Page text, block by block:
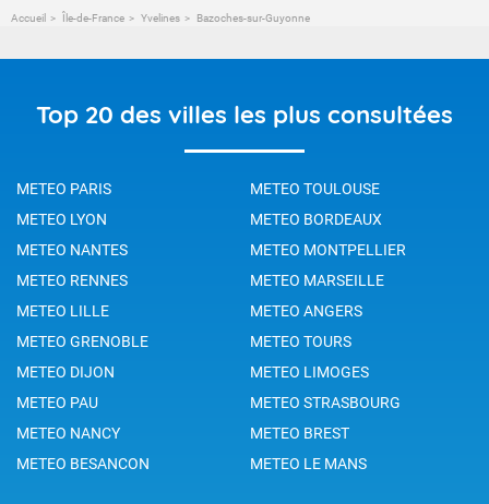
Accueil Île-de-France Yvelines Bazoches-sur-Guyonne
Top 20 des villes les plus consultées
METEO PARIS
METEO TOULOUSE
METEO LYON
METEO BORDEAUX
METEO NANTES
METEO MONTPELLIER
METEO RENNES
METEO MARSEILLE
METEO LILLE
METEO ANGERS
METEO GRENOBLE
METEO TOURS
METEO DIJON
METEO LIMOGES
METEO PAU
METEO STRASBOURG
METEO NANCY
METEO BREST
METEO BESANCON
METEO LE MANS